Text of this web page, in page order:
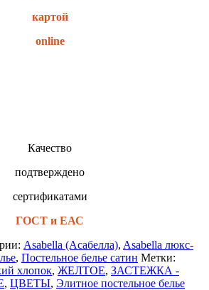
картой
online
Качество
подтверждено
сертификатами
ГОСТ и ЕАС
Asabella (Асабелла), Asabella люкс-
, Постельное белье сатин Метки:
хлопок, ЖЕЛТОЕ, ЗАСТЕЖКА -
, ЦВЕТЫ, Элитное постельное белье